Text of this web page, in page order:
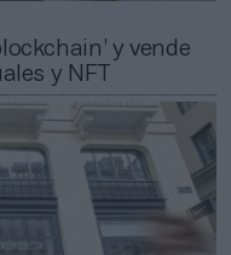
y vende
y NFT